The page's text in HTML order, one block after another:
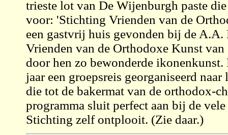
trieste lot van De Wijenburgh paste
voor: 'Stichting Vrienden van de
een gastvrij huis gevonden bij de
Vrienden van de Orthodoxe Kunst
door hen zo bewonderde
jaar een groepsreis georganiseerd
die tot de bakermat van de orthodox-
programma sluit perfect aan bij de
Stichting zelf ontplooit. (Zie daar.)